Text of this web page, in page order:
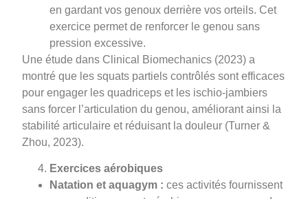
en gardant vos genoux derrière vos orteils. Cet
exercice permet de renforcer le genou sans
pression excessive.
Une étude dans Clinical Biomechanics (2023) a
montré que les squats partiels contrôlés sont efficaces
pour engager les quadriceps et les ischio-jambiers
sans forcer l’articulation du genou, améliorant ainsi la
stabilité articulaire et réduisant la douleur (Turner &
Zhou, 2023).
Exercices aérobiques
Natation et aquagym :ces activités fournissent